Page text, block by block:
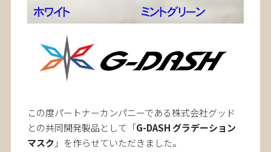
この度パートナーカンパニーである株式会社グッド
との共同開発製品として「G-DASH グラデーション
マスク 」を作らせていただきました。